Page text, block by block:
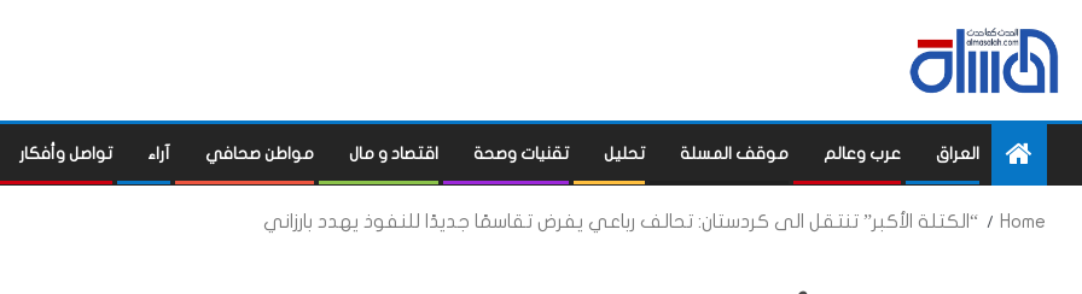
العراق عرب وعالم موقف المسلة تحليل تقنيات وصحة اقتصاد و مال مواطن صحافي آراء تواصل وأفكار
Home “الكتلة الأكبر” تنتقل الى كردستان: تحالف رباعي يفرض تقاسمًا جديدًا للنفوذ يهدد بارزاني